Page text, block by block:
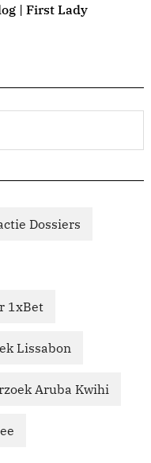
| First Lady
Dossiers
1xBet
Lissabon
Aruba Kwihi